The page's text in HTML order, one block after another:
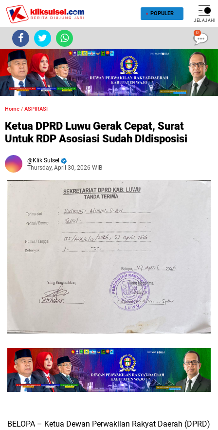
POPULER
JELAJAHI
Home / ASPIRASI
Ketua DPRD Luwu Gerak Cepat, Surat
Untuk RDP Asosiasi Sudah DIdisposisi
Klik Sulsel
Thursday, April 30, 2026 WIB
BELOPA – Ketua Dewan Perwakilan Rakyat Daerah (DPRD)
0